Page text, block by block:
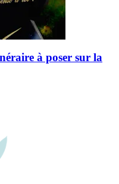
à poser sur la